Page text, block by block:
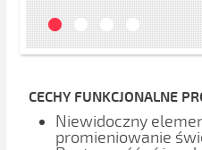
CECHY FUNKCJONALNE
Niewidoczny
promieniowanie